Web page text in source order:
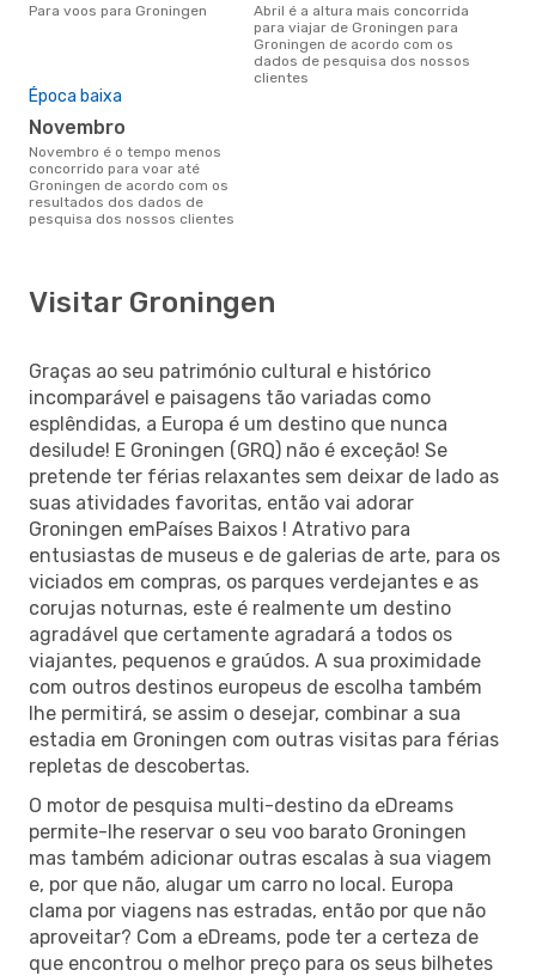
Para voos para Groningen
abril é a altura mais concorrida
para viajar de Groningen para
Groningen de acordo com os
dados de pesquisa dos nossos
clientes
Época baixa
novembro
novembro é o tempo menos
concorrido para voar até
Groningen de acordo com os
resultados dos dados de
pesquisa dos nossos clientes
Visitar Groningen
Graças ao seu património cultural e histórico
incomparável e paisagens tão variadas como
esplêndidas, a Europa é um destino que nunca
desilude! E Groningen (GRQ) não é exceção! Se
pretende ter férias relaxantes sem deixar de lado as
suas atividades favoritas, então vai adorar
Groningen emPaíses Baixos ! Atrativo para
entusiastas de museus e de galerias de arte, para os
viciados em compras, os parques verdejantes e as
corujas noturnas, este é realmente um destino
agradável que certamente agradará a todos os
viajantes, pequenos e graúdos. A sua proximidade
com outros destinos europeus de escolha também
lhe permitirá, se assim o desejar, combinar a sua
estadia em Groningen com outras visitas para férias
repletas de descobertas.
O motor de pesquisa multi-destino da eDreams
permite-lhe reservar o seu voo barato Groningen
mas também adicionar outras escalas à sua viagem
e, por que não, alugar um carro no local. Europa
clama por viagens nas estradas, então por que não
aproveitar? Com a eDreams, pode ter a certeza de
que encontrou o melhor preço para os seus bilhetes